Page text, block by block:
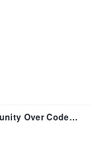
Over Code